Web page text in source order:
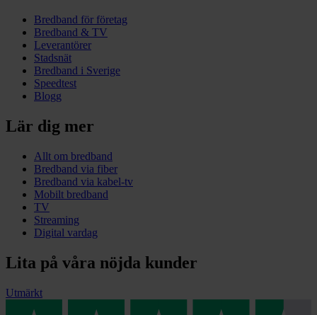
Bredband för företag
Bredband & TV
Leverantörer
Stadsnät
Bredband i Sverige
Speedtest
Blogg
Lär dig mer
Allt om bredband
Bredband via fiber
Bredband via kabel-tv
Mobilt bredband
TV
Streaming
Digital vardag
Lita på våra nöjda kunder
Utmärkt